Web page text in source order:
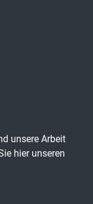
unsere Arbeit
hier unseren